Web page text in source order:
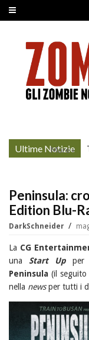
Ultime Notizie
More »
Peninsula:
Edition Blu-
DarkSchneider
La CG
una Start Up per
Peninsula (il seguito
nella newsper tutti i